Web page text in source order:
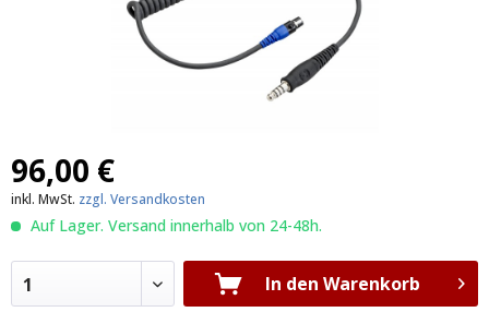
96,00 €
inkl. MwSt. zzgl. Versandkosten
Auf Lager. Versand innerhalb von 24-48h.
1 In den Warenkorb